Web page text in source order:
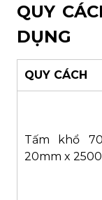
QUY
DỤNG
QUY CÁCH
Tấm khổ
20mm x